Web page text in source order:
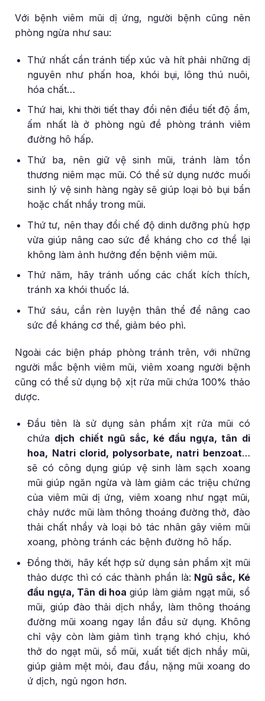
Với bệnh viêm mũi dị ứng, người bệnh cũng nên
phòng ngừa như sau:
Thứ nhất cần tránh tiếp xúc và hít phải những dị
nguyên như phấn hoa, khói bụi, lông thú nuôi,
hóa chất…
Thứ hai, khi thời tiết thay đổi nên điều tiết độ ẩm,
ấm nhất là ở phòng ngủ đề phòng tránh viêm
đường hô hấp.
Thứ ba, nên giữ vệ sinh mũi, tránh làm tổn
thương niêm mạc mũi. Có thể sử dụng nước muối
sinh lý vệ sinh hàng ngày sẽ giúp loại bỏ bụi bẩn
hoặc chất nhầy trong mũi.
Thứ tư, nên thay đổi chế độ dinh dưỡng phù hợp
vừa giúp nâng cao sức đề kháng cho cơ thể lại
không làm ảnh hưởng đến bệnh viêm mũi.
Thứ năm, hãy tránh uống các chất kích thích,
tránh xa khói thuốc lá.
Thứ sáu, cần rèn luyện thân thể để nâng cao
sức đề kháng cơ thể, giảm béo phì.
Ngoài các biện pháp phòng tránh trên, với những
người mắc bệnh viêm mũi, viêm xoang người bệnh
cũng có thể sử dụng bộ xịt rửa mũi chứa 100% thảo
dược.
Đầu tiên là sử dụng sản phẩm xịt rửa mũi có
chứa dịch chiết ngũ sắc, ké đầu ngựa, tân di
hoa, Natri clorid, polysorbate, natri benzoat…
sẽ có công dụng giúp vệ sinh làm sạch xoang
mũi giúp ngăn ngừa và làm giảm các triệu chứng
của viêm mũi dị ứng, viêm xoang như ngạt mũi,
chảy nước mũi làm thông thoáng đường thở, đào
thải chất nhầy và loại bỏ tác nhân gây viêm mũi
xoang, phòng tránh các bệnh đường hô hấp.
Đồng thời, hãy kết hợp sử dụng sản phẩm xịt mũi
thảo dược thì có các thành phần là: Ngũ sắc, Ké
đầu ngựa, Tân di hoa giúp làm giảm ngạt mũi, sổ
mũi, giúp đào thải dịch nhầy, làm thông thoáng
đường mũi xoang ngay lần đầu sử dụng. Không
chỉ vậy còn làm giảm tình trạng khó chịu, khó
thở do ngạt mũi, sổ mũi, xuất tiết dịch nhầy mũi,
giúp giảm mệt mỏi, đau đầu, nặng mũi xoang do
ứ dịch, ngủ ngon hơn.